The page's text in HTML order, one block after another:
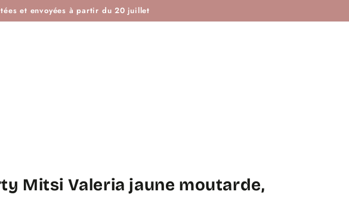
et envoyées à partir du 20 juillet
Mitsi Valeria jaune moutarde,